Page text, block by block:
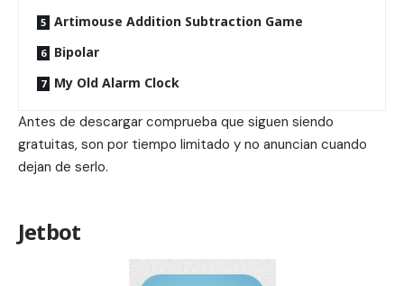
Artimouse Addition Subtraction Game
Bipolar
My Old Alarm Clock
Antes de descargar comprueba que siguen siendo
gratuitas, son por tiempo limitado y no anuncian cuando
dejan de serlo.
Jetbot